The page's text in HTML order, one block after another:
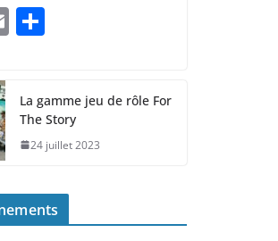
E
m
g
er
La gamme jeu de rôle For
The Story
24 juillet 2023